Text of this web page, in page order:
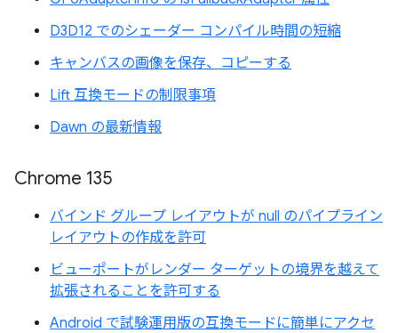
D3D12 でのシェーダー コンパイル時間の短縮
キャンバスの画像を保存、コピーする
Lift 互換モードの制限事項
Dawn の最新情報
Chrome 135
バインド グループ レイアウトが null のパイプライン
レイアウトの作成を許可
ビューポートがレンダー ターゲットの境界を越えて
拡張されることを許可する
Android で試験運用版の互換モードに簡単にアクセ